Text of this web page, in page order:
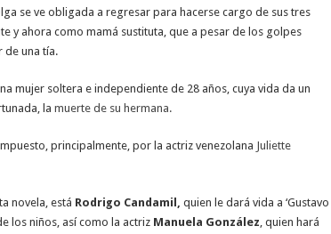
se ve obligada a regresar para hacerse cargo de sus tres
y ahora como mamá sustituta, que a pesar de los golpes
de una tía.
mujer soltera e independiente de 28 años, cuya vida da un
la muerte de su hermana.
principalmente, por la actriz venezolana Juliette
novela, está Rodrigo Candamil, quien le dará vida a ‘Gustavo
los niños, así como la actriz Manuela González, quien hará